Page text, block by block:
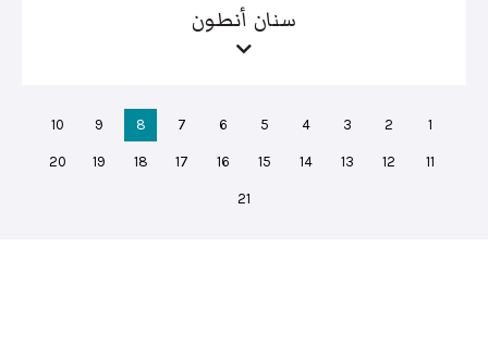
سنان أنطون
1
2
3
4
5
6
7
8
9
10
11
12
13
14
15
16
17
18
19
20
21